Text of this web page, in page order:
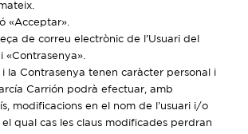
«Acceptar».
de correu electrònic de l’Usuari del
«Contrasenya».
i la Contrasenya tenen caràcter personal i
Carrión podrà efectuar, amb
modificacions en el nom de l’usuari i/o
qual cas les claus modificades perdran